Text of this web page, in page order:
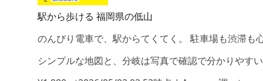
駅から歩ける 福岡県の低山
のんびり電車で、駅からてくてく。 駐車場も渋滞
シンプルな地図と、分岐は写真で確認で分かりやす